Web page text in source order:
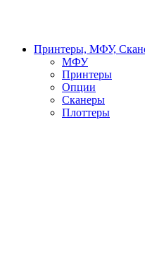
Принтеры, МФУ,
МФУ
Принтеры
Опции
Сканеры
Плоттеры